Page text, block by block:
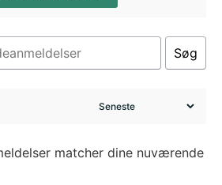
Søg
matcher dine nuværende